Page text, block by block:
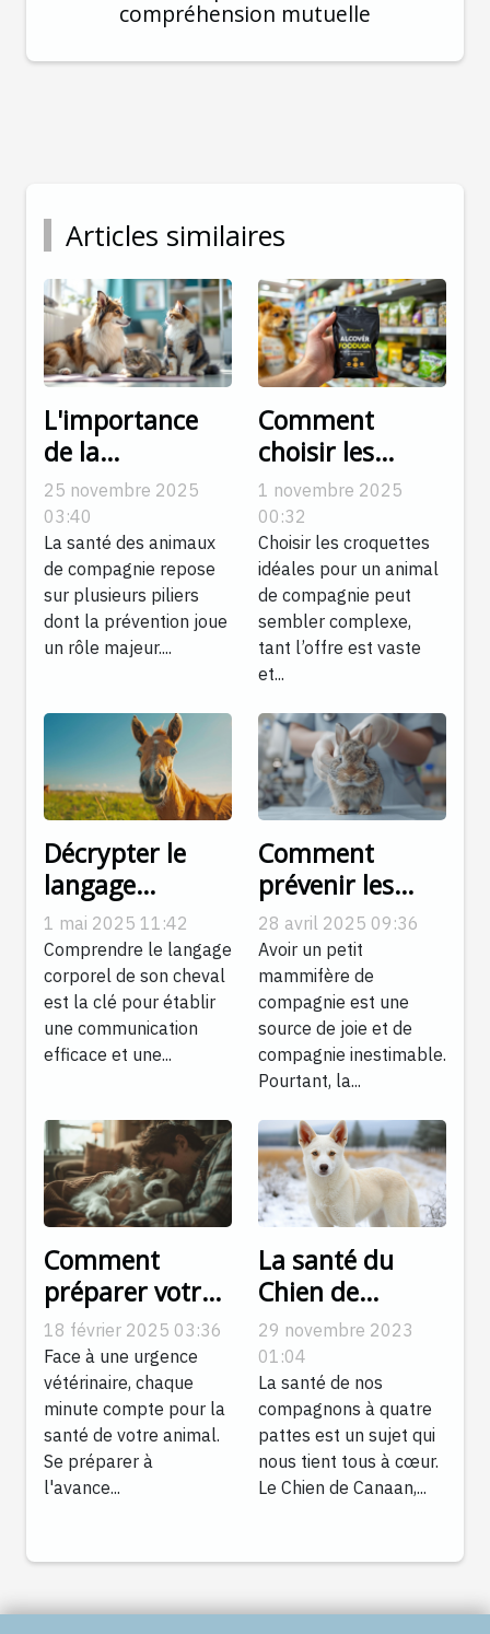
compréhension mutuelle
Articles similaires
L'importance
de la
vaccination
pour les
animaux de
compagnie
25 novembre 2025
03:40
La santé des animaux
de compagnie repose
sur plusieurs piliers
dont la prévention joue
un rôle majeur....
Comment
choisir les
croquettes
adaptées aux
besoins
spécifiques de
votre animal ?
1 novembre 2025
00:32
Choisir les croquettes
idéales pour un animal
de compagnie peut
sembler complexe,
tant l’offre est vaste
et...
Décrypter le
langage
corporel de
votre cheval
pour une
meilleure
compréhension
1 mai 2025 11:42
Comprendre le langage
corporel de son cheval
est la clé pour établir
une communication
efficace et une...
Comment
prévenir les
maladies
courantes chez
les petits
mammifères de
compagnie
28 avril 2025 09:36
Avoir un petit
mammifère de
compagnie est une
source de joie et de
compagnie inestimable.
Pourtant, la...
Comment
préparer votre
animal pour
une
consultation
d'urgence
18 février 2025 03:36
Face à une urgence
vétérinaire, chaque
minute compte pour la
santé de votre animal.
Se préparer à
l'avance...
La santé du
Chien de
Canaan :
préventions et
traitements des
maladies
courantes
29 novembre 2023
01:04
La santé de nos
compagnons à quatre
pattes est un sujet qui
nous tient tous à cœur.
Le Chien de Canaan,...